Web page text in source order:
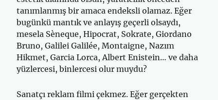
tanımlanmış bir amaca endeksli olamaz. Eğer
bugünkü mantık ve anlayış geçerli olsaydı,
mesela Sèneque, Hipocrat, Sokrate, Giordano
Bruno, Galilei Galilée, Montaigne, Nazım
Hikmet, Garcia Lorca, Albert Enistein… ve daha
yüzlercesi, binlercesi olur muydu?
Sanatçı reklam filmi çekmez. Eğer gerçekten